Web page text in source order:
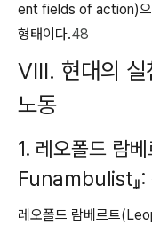
ent fields of action)으
형태이다.48
VIII. 현대의
노동
1. 레오폴드 람
Funambulist』:
레오폴드 람베르트